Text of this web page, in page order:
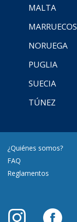
MALTA
MARRUECOS
NORUEGA
PUGLIA
SUECIA
TÚNEZ
¿Quiénes somos?
FAQ
Reglamentos